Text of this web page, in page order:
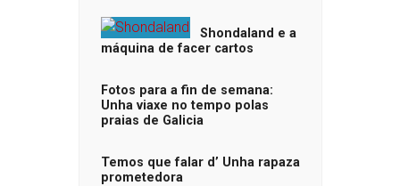
Shondaland e a
máquina de facer cartos
Fotos para a fin de semana:
Unha viaxe no tempo polas
praias de Galicia
Temos que falar d’ Unha rapaza
prometedora